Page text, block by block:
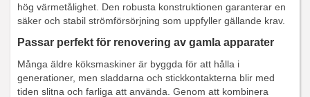
hög värmetålighet. Den robusta konstruktionen garanterar en
säker och stabil strömförsörjning som uppfyller gällande krav.
Passar perfekt för renovering av gamla apparater
Många äldre köksmaskiner är byggda för att hålla i
generationer, men sladdarna och stickkontakterna blir med
tiden slitna och farliga att använda. Genom att kombinera